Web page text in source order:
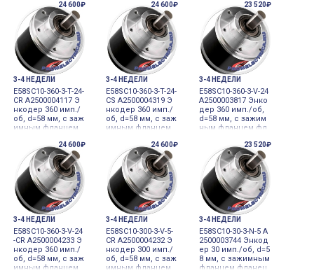
ала 10 мм 12-24VD
C инкрементальн
ый датчик углово
го перемещения
вала 10 мм 12-24V
DC инкременталь
ный датчик углов
ого перемещени
я
ла 10 мм 12-24VDC
инкрементальны
й датчик угловог
о перемещения
24 600₽
3-4 НЕДЕЛИ
E58SC10-360-3-T-24-
CR A2500004117 Э
нкодер 360 имп./
об, d=58 мм, с заж
имным фланцем
вала 10 мм 12-24V
DC инкременталь
ный датчик углов
ого перемещени
я
24 600₽
3-4 НЕДЕЛИ
E58SC10-360-3-T-24-
CS A2500004319 Э
нкодер 360 имп./
об, d=58 мм, с заж
имным фланцем
вала 10 мм 12-24V
DC инкременталь
ный датчик углов
ого перемещени
я
23 520₽
3-4 НЕДЕЛИ
E58SC10-360-3-V-24
A2500003817 Энко
дер 360 имп./об,
d=58 мм, с зажим
ным фланцем фл
ла 10 мм 12-24VDC
инкрементальны
й датчик угловог
о перемещения
24 600₽
3-4 НЕДЕЛИ
E58SC10-360-3-V-24
-CR A2500004233 Э
нкодер 360 имп./
об, d=58 мм, с заж
имным фланцем
24 600₽
3-4 НЕДЕЛИ
E58SC10-300-3-V-5-
CR A2500004232 Э
нкодер 300 имп./
об, d=58 мм, с заж
имным фланцем
23 520₽
3-4 НЕДЕЛИ
E58SC10-30-3-N-5 A
2500003744 Энкод
ер 30 имп./об, d=5
8 мм, с зажимным
фланцем фланец,